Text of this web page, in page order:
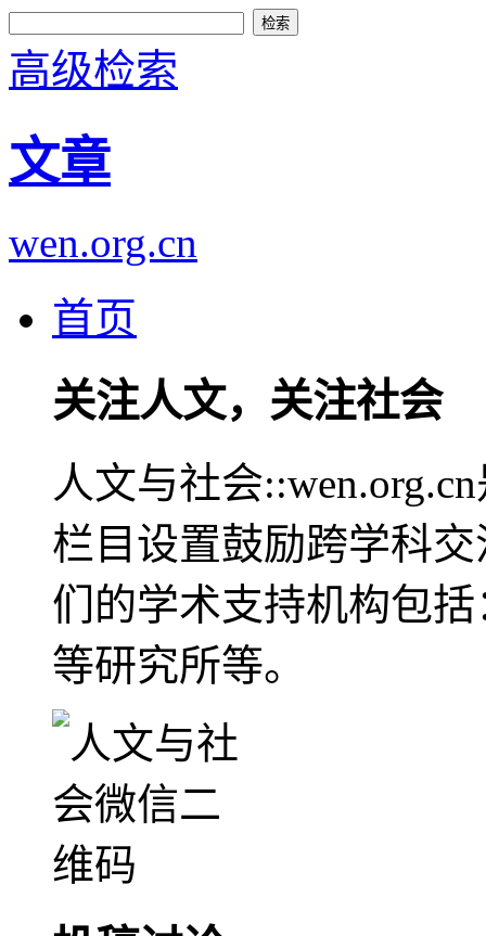
高级检索
文章
wen.org.cn
首页
关注人文，关注社会
人文与社会
栏目设置鼓励跨学科
们的学术支持机构包
等研究所等。